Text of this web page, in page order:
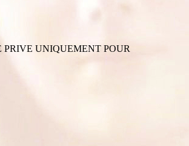
PRIVE UNIQUEMENT POUR